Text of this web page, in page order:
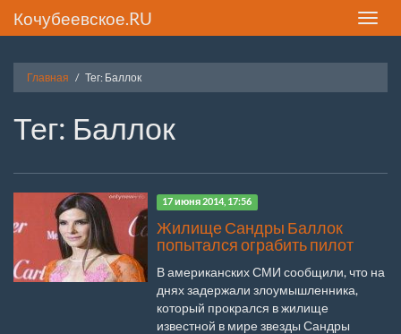
Toggle
Кочубеевское.RU
Главная Тег: Баллок
Тег: Баллок
17 июня 2014, 17:56
Жилище Сандры Баллок
попытался ограбить пилот
В американских СМИ сообщили, что на
днях задержали злоумышленника,
который прокрался в жилище
известной в мире звезды Сандры